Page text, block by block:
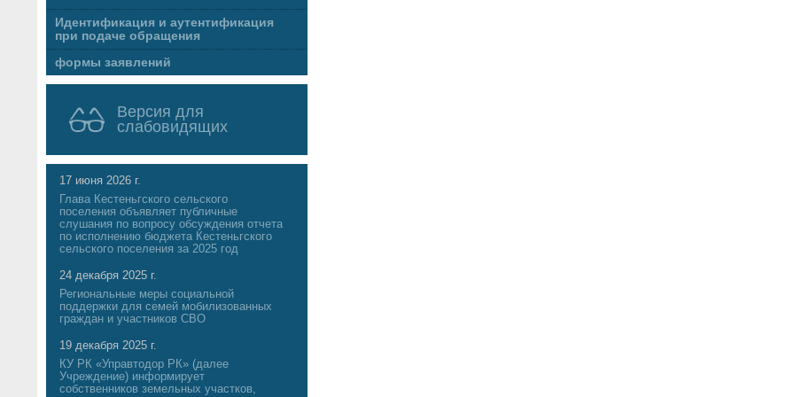
Идентификация и аутентификация
при подаче обращения
формы заявлений
Версия для
слабовидящих
17 июня 2026 г.
Глава Кестеньгского сельского
поселения объявляет публичные
слушания по вопросу обсуждения отчета
по исполнению бюджета Кестеньгского
сельского поселения за 2025 год
24 декабря 2025 г.
Региональные меры социальной
поддержки для семей мобилизованных
граждан и участников СВО
19 декабря 2025 г.
КУ РК «Управтодор РК» (далее
Учреждение) информирует
собственников земельных участков,